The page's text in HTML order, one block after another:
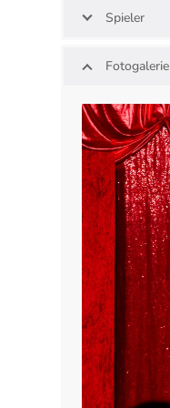
Spieler
Fotogalerie